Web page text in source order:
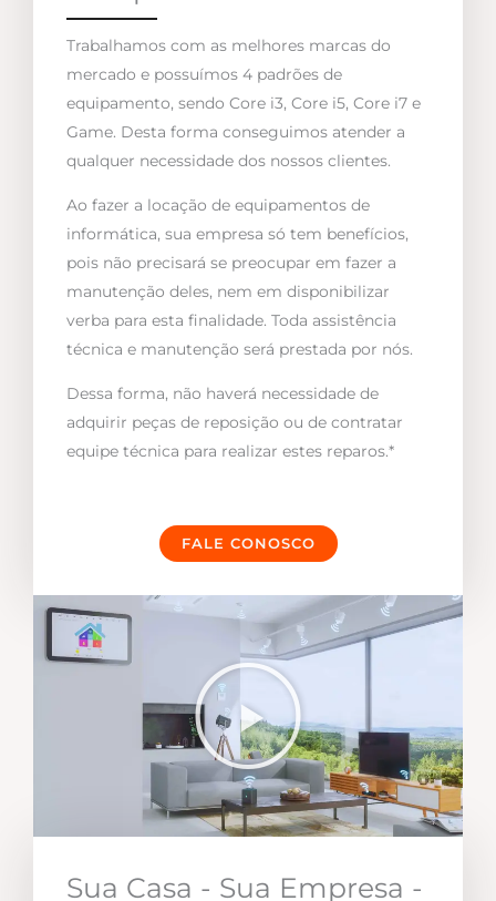
Trabalhamos com as melhores marcas do
mercado e possuímos 4 padrões de
equipamento, sendo Core i3, Core i5, Core i7 e
Game. Desta forma conseguimos atender a
qualquer necessidade dos nossos clientes.
Ao fazer a locação de equipamentos de
informática, sua empresa só tem benefícios,
pois não precisará se preocupar em fazer a
manutenção deles, nem em disponibilizar
verba para esta finalidade. Toda assistência
técnica e manutenção será prestada por nós.
Dessa forma, não haverá necessidade de
adquirir peças de reposição ou de contratar
equipe técnica para realizar estes reparos.*
FALE CONOSCO
Sua Casa - Sua Empresa -